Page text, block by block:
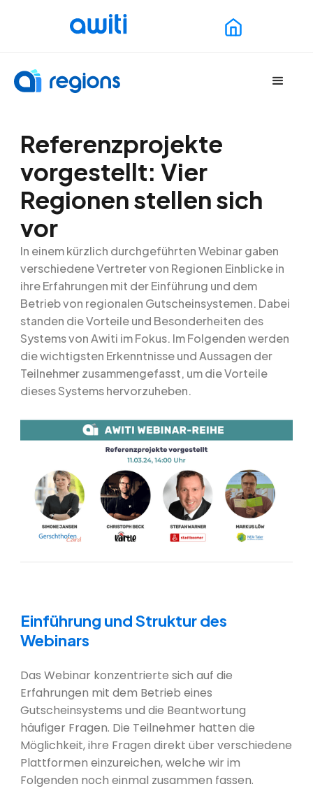
Referenzprojekte
vorgestellt: Vier
Regionen stellen sich
vor
In einem kürzlich durchgeführten Webinar gaben
verschiedene Vertreter von Regionen Einblicke in
ihre Erfahrungen mit der Einführung und dem
Betrieb von regionalen Gutscheinsystemen. Dabei
standen die Vorteile und Besonderheiten des
Systems von Awiti im Fokus. Im Folgenden werden
die wichtigsten Erkenntnisse und Aussagen der
Teilnehmer zusammengefasst, um die Vorteile
dieses Systems hervorzuheben.
Einführung und Struktur des
Webinars
Das Webinar konzentrierte sich auf die
Erfahrungen mit dem Betrieb eines
Gutscheinsystems und die Beantwortung
häufiger Fragen. Die Teilnehmer hatten die
Möglichkeit, ihre Fragen direkt über verschiedene
Plattformen einzureichen, welche wir im
Folgenden noch einmal zusammen fassen.